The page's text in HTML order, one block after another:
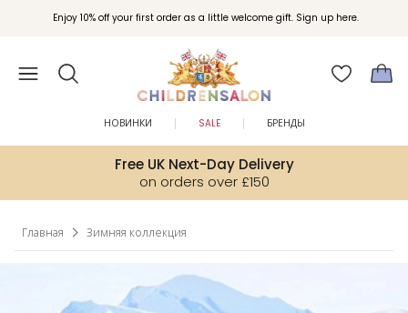
Enjoy 10% off your first order as a little welcome gift. Sign up here.
Вступайте в клуб Бонусы Childrensalon для эксклюзивных привилегий при
покупках.
Free UK Next-Day Delivery
on orders over £150
НОВИНКИ SALE БРЕНДЫ
Главная Зимняя коллекция